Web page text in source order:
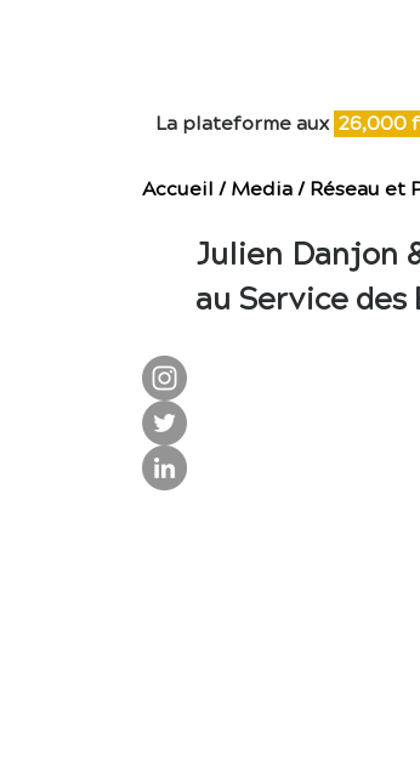
La plateforme aux 26,000
Accueil / Media/ Réseau et
Julien Danjon
au Service